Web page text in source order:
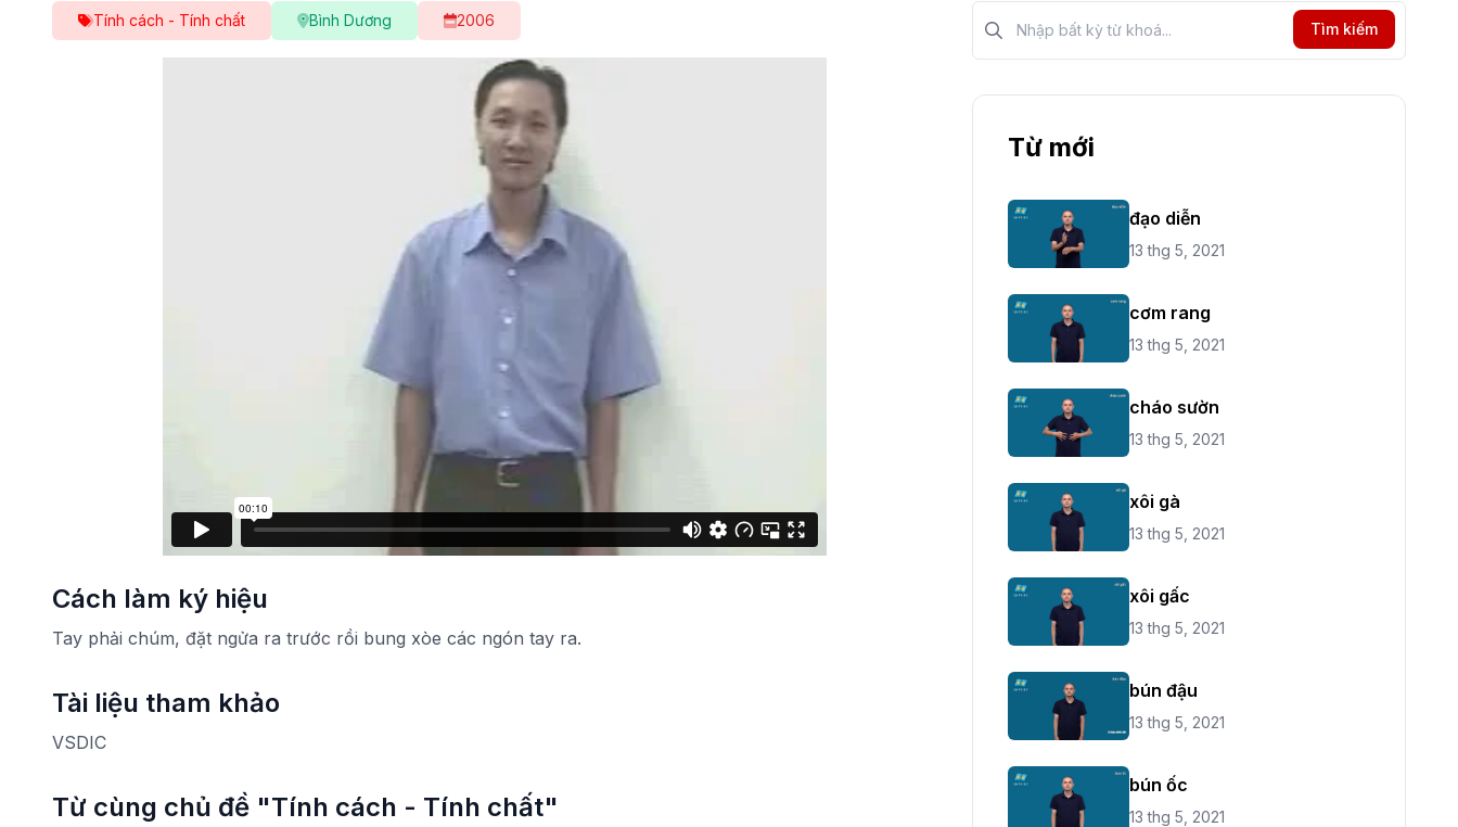
Tính cách - Tính chất Bình Dương 2006
Cách làm ký hiệu
Tay phải chúm, đặt ngửa ra trước rồi bung xòe các ngón tay ra.
Tài liệu tham khảo
VSDIC
Từ cùng chủ đề "Tính cách - Tính chất"
Tìm kiếm?>
Tìm kiếm
Từ mới
đạo diễn
13 thg 5, 2021
cơm rang
13 thg 5, 2021
cháo sườn
13 thg 5, 2021
xôi gà
13 thg 5, 2021
xôi gấc
13 thg 5, 2021
bún đậu
13 thg 5, 2021
bún ốc
13 thg 5, 2021